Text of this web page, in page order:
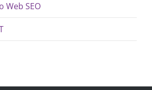
Web SEO